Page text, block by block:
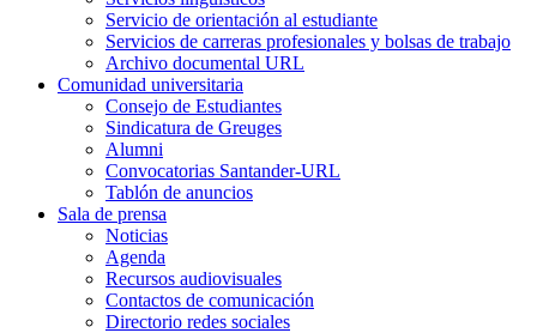
Servicio de orientación al estudiante
Servicios de carreras profesionales y bolsas de trabajo
Archivo documental URL
Comunidad universitaria
Consejo de Estudiantes
Sindicatura de Greuges
Alumni
Convocatorias Santander-URL
Tablón de anuncios
Sala de prensa
Noticias
Agenda
Recursos audiovisuales
Contactos de comunicación
Directorio redes sociales